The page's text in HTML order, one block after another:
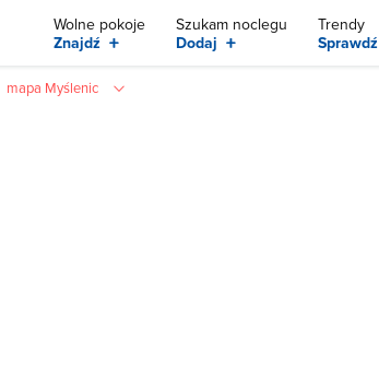
Wolne pokoje
Znajdź +
Szukam noclegu
Dodaj +
Trendy
Sprawdź
mapa Myślenic